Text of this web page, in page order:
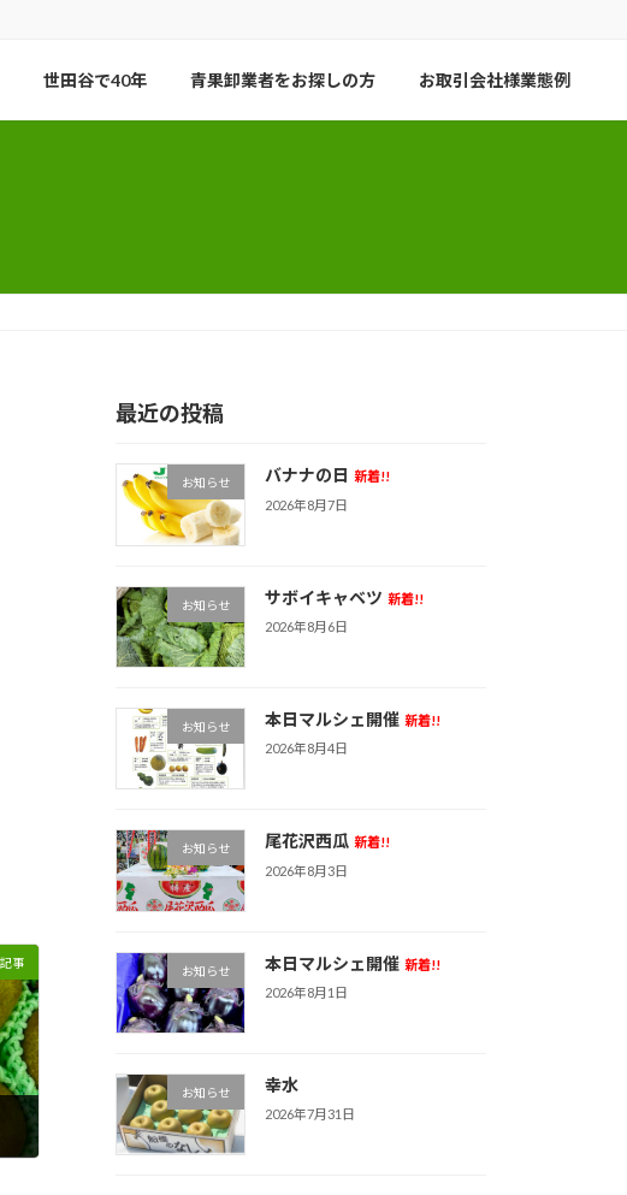
世田谷で40年 青果卸業者をお探しの方 お取引会社様業態例
事
最近の投稿
お知らせ バナナの日 新着!!
2026年8月7日
お知らせ サボイキャベツ 新着!!
2026年8月6日
お知らせ 本日マルシェ開催 新着!!
2026年8月4日
お知らせ 尾花沢西瓜 新着!!
2026年8月3日
お知らせ 本日マルシェ開催 新着!!
2026年8月1日
お知らせ 幸水
2026年7月31日